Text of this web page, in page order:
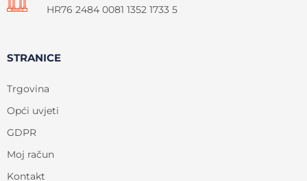
HR76 2484 0081 1352 1733 5
STRANICE
Trgovina
Opći uvjeti
GDPR
Moj račun
Kontakt